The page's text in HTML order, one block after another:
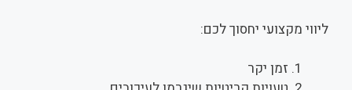
ליווי מקצועי יחסוך לכם:
זמן יקר